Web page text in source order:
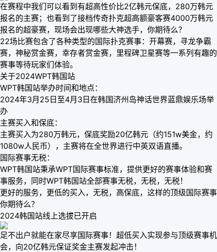
在赛程中我们可以看到有超高性价比2亿韩元保底，280万韩元
报名的主赛；也看到了接档传奇扑克超高额豪客赛4000万韩元
报名的超豪赛，现场会出现哪些大神选手，你期待么？
22场比赛包含了各种类型的国际扑克赛事：开幕赛，寻龙争霸
赛，神秘赏金赛，幸存者赏金赛，里程碑卫星赛等一系列有趣的
赛事等待玩家们体验。
关于2024WPT韩国站
WPT韩国站举办时间和地点：
2024年3月25日至4月3日在韩国济州岛神话世界蓝鼎娱乐场举
办
主赛买入和保底：
主赛买入为280万韩元，保底奖励20亿韩元（约151w美金，约
1080w人民币），主赛将在全世界进行中英双语直播。
国际赛事无税：
WPT韩国站秉承WPT国际赛事标准，提供更好的赛事体验和赛
事服务，同时WPT韩国站全部赛事无税，无税，无税！
更好的服务，更低的买入，无税，高保底，这样的顶级国际赛事
你期待么？
2024韩国站线上选拔已开启
足不出户就能在家尽享国际赛事！超低买入实现参与顶级赛事机
会，向20亿韩元保证奖金主赛发起冲击！